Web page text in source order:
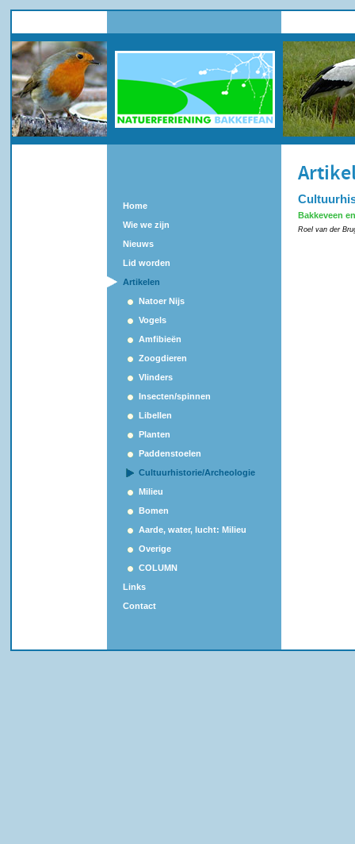
Home
Wie we zijn
Nieuws
Lid worden
Artikelen
Natoer Nijs
Vogels
Amfibieën
Zoogdieren
Vlinders
Insecten/spinnen
Libellen
Planten
Paddenstoelen
Cultuurhistorie/Archeologie
Milieu
Bomen
Aarde, water, lucht: Milieu
Overige
COLUMN
Links
Contact
Bakkeveen
Roel van der